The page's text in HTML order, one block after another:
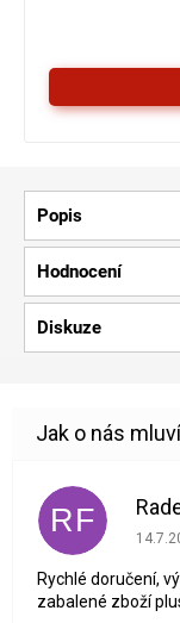
Popis
Hodnocení
Diskuze
RF
Rychlé doručení,
zabalené zboží